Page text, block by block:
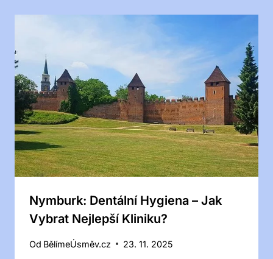
Nymburk: Dentální Hygiena – Jak
Vybrat Nejlepší Kliniku?
Od BělímeÚsměv.cz 23. 11. 2025